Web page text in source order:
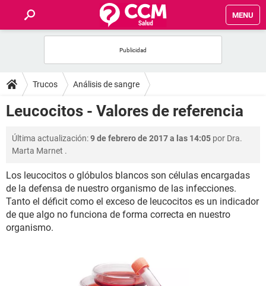
MENU
FOROS
SALUD
FAMILIA
BIENESTAR
SEXUALIDAD
Trucos Análisis de sangre
Leucocitos - Valores de referencia
Última actualización:9 de febrero de 2017 a las 14:05 por Dra.
Marta Marnet .
Los leucocitos o glóbulos blancos son células encargadas
de la defensa de nuestro organismo de las infecciones.
Tanto el déficit como el exceso de leucocitos es un indicador
de que algo no funciona de forma correcta en nuestro
organismo.